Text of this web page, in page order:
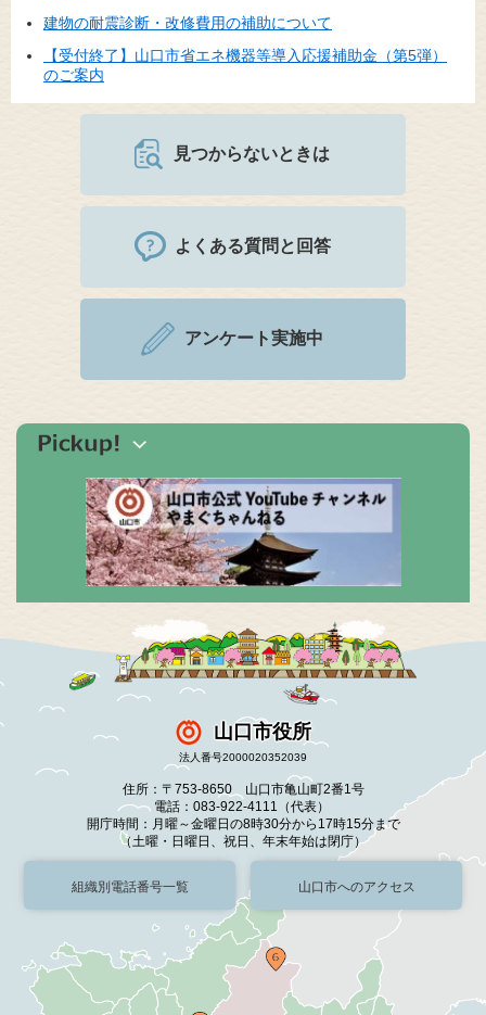
建物の耐震診断・改修費用の補助について
【受付終了】山口市省エネ機器等導入応援補助金（第5弾）
のご案内
見つからないときは
よくある質問と回答
アンケート実施中
山口市役所
法人番号2000020352039
住所：〒753-8650 山口市亀山町2番1号
電話：083-922-4111（代表）
開庁時間：月曜～金曜日の8時30分から17時15分まで
（土曜・日曜日、祝日、年末年始は閉庁）
組織別電話番号一覧 山口市へのアクセス